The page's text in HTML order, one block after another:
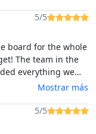
could have a go
5/5
board for the whole
The team in the
everything we
Mostrar más
5/5